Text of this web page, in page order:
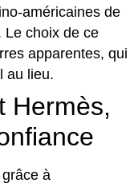
américaines de
Le choix de ce
apparentes, qui
au lieu.
Hermès,
grâce à